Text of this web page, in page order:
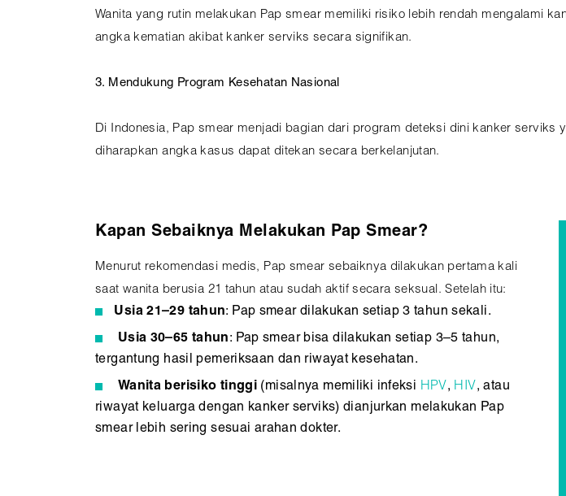
Wanita yang rutin melakukan Pap smear memiliki risiko lebih rendah mengalami
angka kematian akibat kanker serviks secara signifikan.
3. Mendukung Program Kesehatan Nasional
Di Indonesia, Pap smear menjadi bagian dari program deteksi dini kanker
diharapkan angka kasus dapat ditekan secara berkelanjutan.
Kapan Sebaiknya Melakukan Pap Smear?
Menurut rekomendasi medis, Pap smear sebaiknya dilakukan pertama kali
saat wanita berusia 21 tahun atau sudah aktif secara seksual. Setelah itu:
Usia 21–29 tahun: Pap smear dilakukan setiap 3 tahun sekali.
Usia 30–65 tahun: Pap smear bisa dilakukan setiap 3–5 tahun,
tergantung hasil pemeriksaan dan riwayat kesehatan.
Wanita berisiko tinggi (misalnya memiliki infeksi HPV, HIV, atau
riwayat keluarga dengan kanker serviks) dianjurkan melakukan Pap
smear lebih sering sesuai arahan dokter.